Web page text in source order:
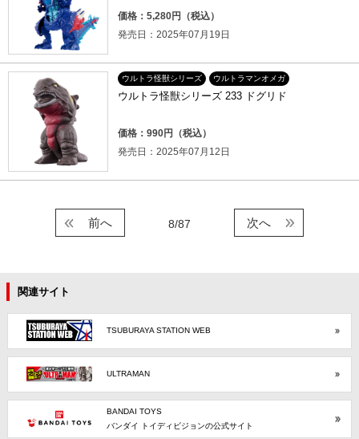
価格：5,280円（税込）
発売日：2025年07月19日
ウルトラ怪獣シリーズ ウルトラマンオメガ
ウルトラ怪獣シリーズ 233 ドグリド
価格：990円（税込）
発売日：2025年07月12日
8/87
前へ 次へ
関連サイト
TSUBURAYA STATION WEB
ULTRAMAN
BANDAI TOYS
バンダイ トイディビジョンの公式サイト